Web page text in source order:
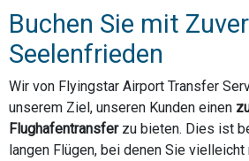
Buchen Sie mit
Seelenfrieden
Wir von Flyingstar Airport Transfer
unserem Ziel, unseren Kunden einen
Flughafentransferzu bieten. Dies ist
langen Flügen, bei denen Sie